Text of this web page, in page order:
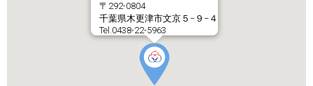
〒292-0804
千葉県木更津市文京５−９−４
Tel.0438-22-5963